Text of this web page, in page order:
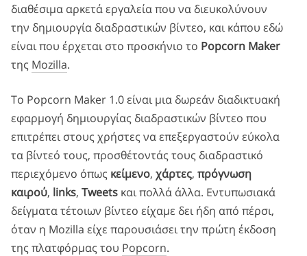
διαθέσιμα αρκετά εργαλεία που να διευκολύνουν
την δημιουργία διαδραστικών βίντεο, και κάπου εδώ
είναι που έρχεται στο προσκήνιο το Popcorn Maker
της Mozilla.
Το Popcorn Maker 1.0 είναι μια δωρεάν διαδικτυακή
εφαρμογή δημιουργίας διαδραστικών βίντεο που
επιτρέπει στους χρήστες να επεξεργαστούν εύκολα
τα βίντεό τους, προσθέτοντάς τους διαδραστικό
περιεχόμενο όπως κείμενο, χάρτες, πρόγνωση
καιρού, links, Tweets και πολλά άλλα. Εντυπωσιακά
δείγματα τέτοιων βίντεο είχαμε δει ήδη από πέρσι,
όταν η Mozilla είχε παρουσιάσει την πρώτη έκδοση
της πλατφόρμας του Popcorn.